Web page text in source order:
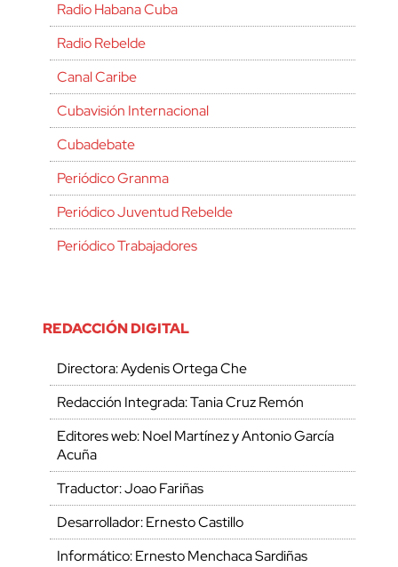
Radio Habana Cuba
Radio Rebelde
Canal Caribe
Cubavisión Internacional
Cubadebate
Periódico Granma
Periódico Juventud Rebelde
Periódico Trabajadores
REDACCIÓN DIGITAL
Directora: Aydenis Ortega Che
Redacción Integrada: Tania Cruz Remón
Editores web: Noel Martínez y Antonio García
Acuña
Traductor: Joao Fariñas
Desarrollador: Ernesto Castillo
Informático: Ernesto Menchaca Sardiñas